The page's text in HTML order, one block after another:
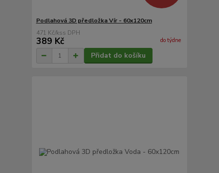
Podlahová 3D předložka Vír - 60x120cm
471 Kč/ks
389 Kč do týdne
Přidat do košíku